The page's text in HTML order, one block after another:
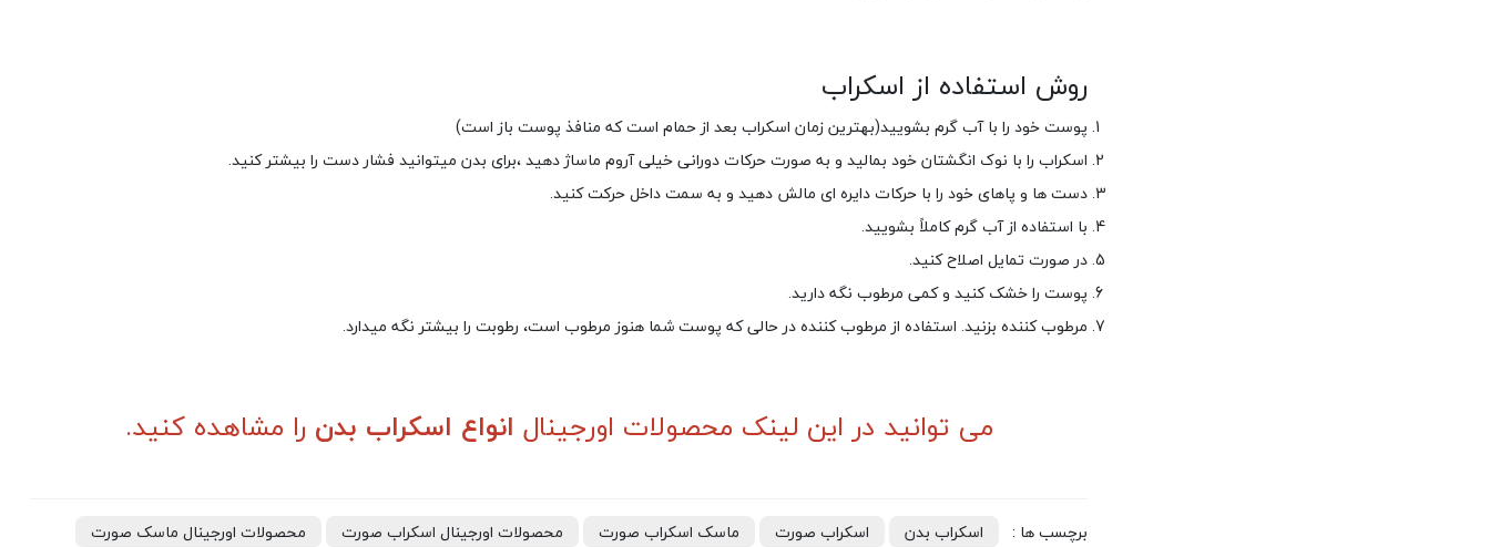
روش استفاده از اسکراب
پوست خود را با آب گرم بشویید(بهترین زمان اسکراب بعد از حمام است که منافذ پوست باز است)
اسکراب را با نوک انگشتان خود بمالید و به صورت حرکات دورانی خیلی آروم ماساژ دهید ،برای بدن میتوانید فشار دست را بیشتر کنید.
دست ها و پاهای خود را با حرکات دایره ای مالش دهید و به سمت داخل حرکت کنید.
با استفاده از آب گرم کاملاً بشویید.
در صورت تمایل اصلاح کنید.
پوست را خشک کنید و کمی مرطوب نگه دارید.
مرطوب کننده بزنید. استفاده از مرطوب کننده در حالی که پوست شما هنوز مرطوب است، رطوبت را بیشتر نگه میدارد.
می توانید در این لینک محصولات اورجینال انواع اسکراب بدن را مشاهده کنید.
برچسب ها : اسکراب بدن اسکراب صورت ماسک اسکراب صورت محصولات اورجینال اسکراب صورت محصولات اورجینال ماسک صورت